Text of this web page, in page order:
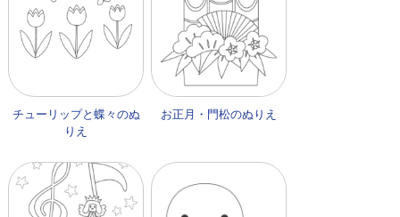
チューリップと蝶々のぬ
りえ
お正月・門松のぬりえ